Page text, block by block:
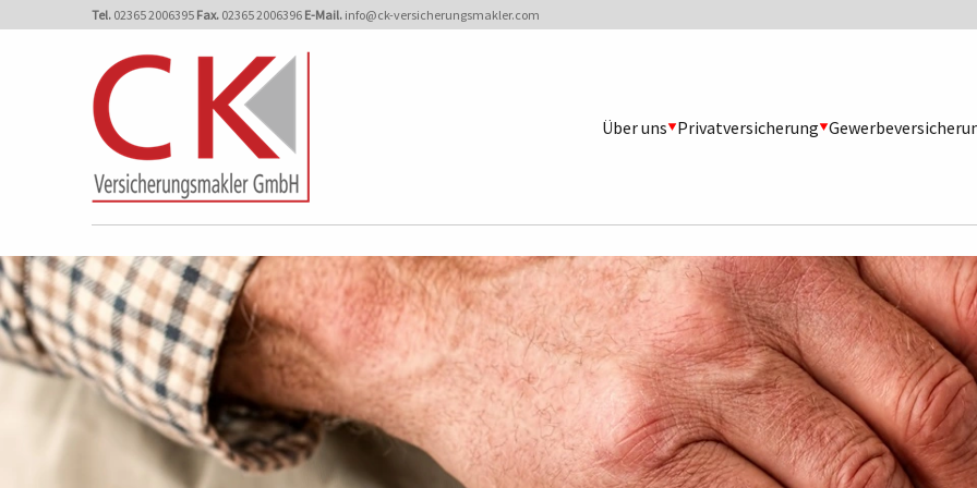
Tel. 02365 2006395 Fax. 02365 2006396 E-Mail. info@ck-versicherungsmakler.com
Über uns Privatversicherung